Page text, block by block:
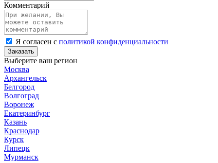
Комментарий
Я согласен с политикой конфиденциальности
Заказать
Выберите ваш регион
Москва
Архангельск
Белгород
Волгоград
Воронеж
Екатеринбург
Казань
Краснодар
Курск
Липецк
Мурманск